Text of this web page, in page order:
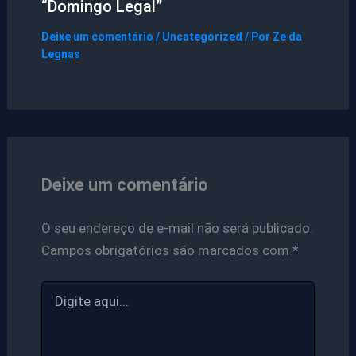
“Domingo Legal”
Deixe um comentário / Uncategorized / Por Ze da
Legnas
Deixe um comentário
O seu endereço de e-mail não será publicado.
Campos obrigatórios são marcados com *
aqui...